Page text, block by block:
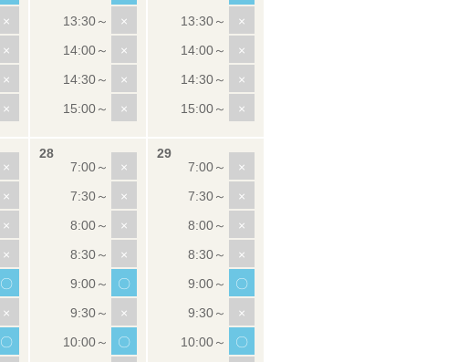
×
×
×
×
×
×
×
×
×
×
×
×
×
×
×
×
〇
×
〇
×
×
×
×
〇
×
〇
×
×
×
×
〇
×
〇